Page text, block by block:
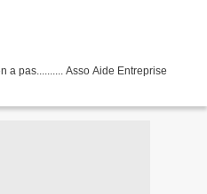
a pas.......... Asso Aide Entreprise